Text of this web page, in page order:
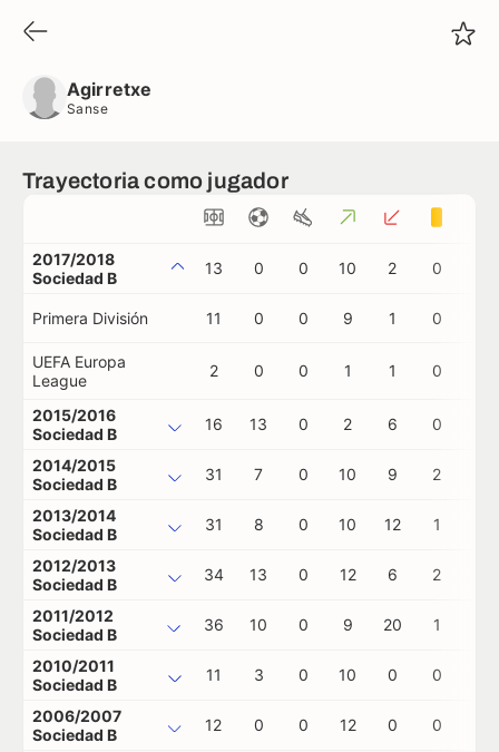
Agirretxe
Sanse
Trayectoria como jugador
2017/2018
Sociedad B
13 0 0 10 2 0
Primera División 11 0 0 9 1 0
UEFA Europa
League
2 0 0 1 1 0
2015/2016
Sociedad B
16 13 0 2 6 0
2014/2015
Sociedad B
31 7 0 10 9 2
2013/2014
Sociedad B
31 8 0 10 12 1
2012/2013
Sociedad B
34 13 0 12 6 2
2011/2012
Sociedad B
36 10 0 9 20 1
2010/2011
Sociedad B
11 3 0 10 0 0
2006/2007
Sociedad B
12 0 0 12 0 0